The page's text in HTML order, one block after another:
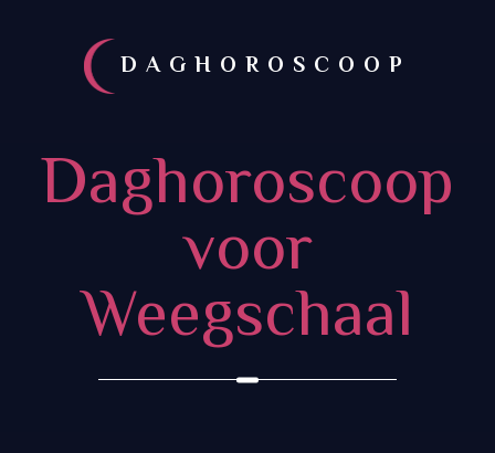
DAGHOROSCOOP
Daghoroscoop
voor
Weegschaal